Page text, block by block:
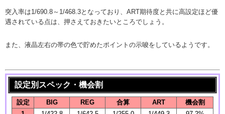
突入率は1/690.8～1/468.3となっており、ART期待度と共に高設定ほど優
遇されている点は、押さえておきたいところでしょう。
また、液晶左右の帯の色で貯めたポイントの示唆をしているようです。
設定別スペック・機会割
設定 BIG REG 合算 ART
機会割